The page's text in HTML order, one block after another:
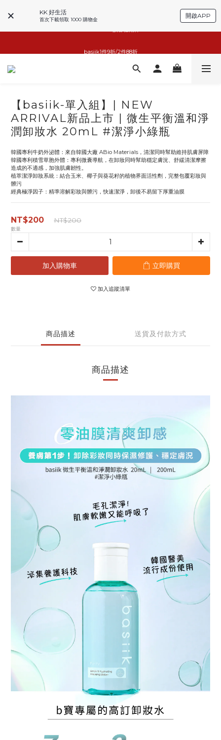
KK 好生活
首次下載領取 1000 購物金
開啟APP
basiik1件9折/2件88折
【basiik-單入組】| NEW
ARRIVAL新品上市 | 微生平衡溫和淨
潤卸妝水 20mL #潔淨小綠瓶
韓國專利牛奶外泌體：來自韓國大廠 ABio Materials，清潔同時幫助維持肌膚屏障
韓國專利積雪草胞外體：專利微囊導航，在卸妝同時幫助穩定膚況、舒緩清潔摩擦
造成的不適感，加強肌膚韌性。
植萃潔淨卸妝系統：結合玉米、椰子與葵花籽的植物界面活性劑，完整包覆彩妝與
髒污
經典極淨因子：精準溶解彩妝與髒污，快速潔淨，卸後不易留下厚重油膜
NT$200 NT$200
數量
加入購物車 立即購買
加入追蹤清單
商品描述 送貨及付款方式
商品描述